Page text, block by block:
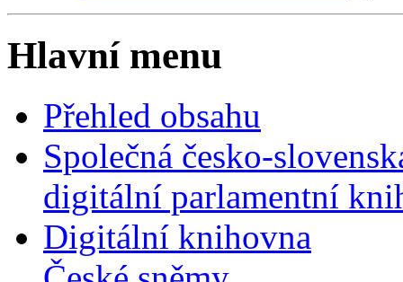
Hlavní menu
Přehled obsahu
Společná česko-
digitální parlamentní
Digitální knihovna